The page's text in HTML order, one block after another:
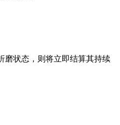
磨状态，则将立即结算其持续